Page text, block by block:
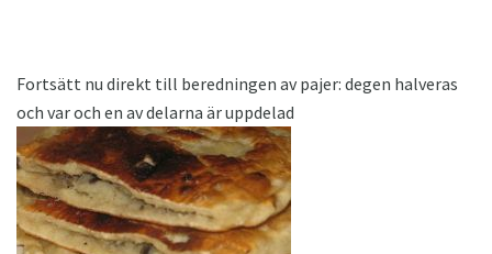
Fortsätt nu direkt till beredningen av pajer: degen halveras
och var och en av delarna är uppdelad